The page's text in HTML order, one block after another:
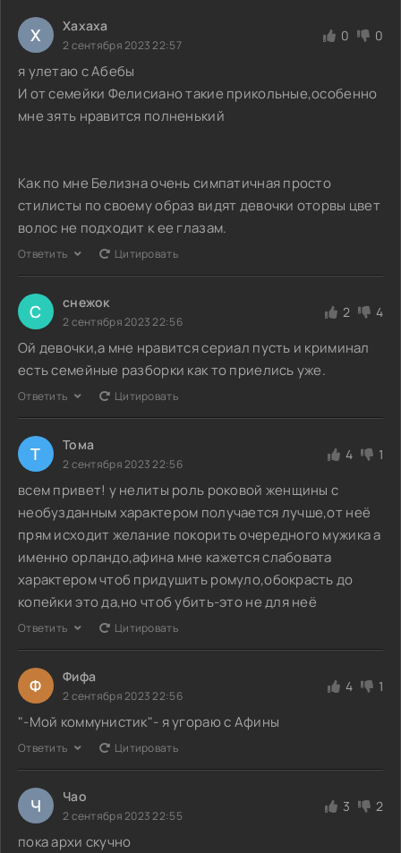
Х Хахаха
2 сентября 2023 22:57
0 0
я улетаю с Абебы
И от семейки Фелисиано такие прикольные,особенно
мне зять нравится полненький
Как по мне Белизна очень симпатичная просто
стилисты по своему образ видят девочки оторвы цвет
волос не подходит к ее глазам.
Ответить Цитировать
С снежок
2 сентября 2023 22:56
2 4
Ой девочки,а мне нравится сериал пусть и криминал
есть семейные разборки как то приелись уже.
Ответить Цитировать
Т Тома
2 сентября 2023 22:56
4 1
всем привет! у нелиты роль роковой женщины с
необузданным характером получается лучше,от неё
прям исходит желание покорить очередного мужика а
именно орландо,афина мне кажется слабовата
характером чтоб придушить ромуло,обокрасть до
копейки это да,но чтоб убить-это не для неё
Ответить Цитировать
Ф Фифа
2 сентября 2023 22:56
4 1
"-Мой коммунистик"- я угораю с Афины
Ответить Цитировать
Ч Чао
2 сентября 2023 22:55
3 2
пока архи скучно